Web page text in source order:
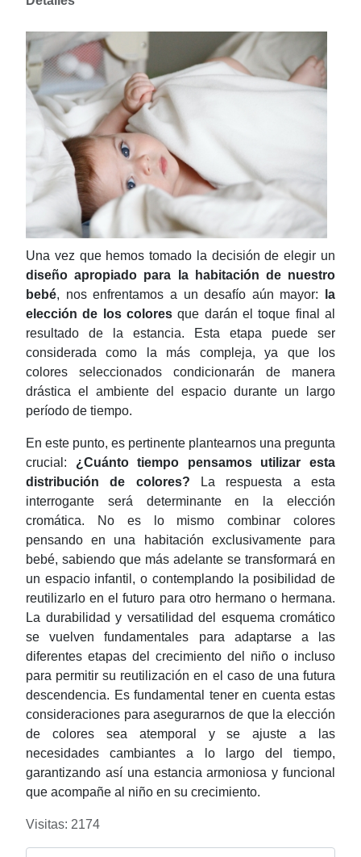
Una vez que hemos tomado la decisión de elegir un
diseño apropiado para la habitación de nuestro
bebé, nos enfrentamos a un desafío aún mayor: la
elección de los colores que darán el toque final al
resultado de la estancia. Esta etapa puede ser
considerada como la más compleja, ya que los
colores seleccionados condicionarán de manera
drástica el ambiente del espacio durante un largo
período de tiempo.
En este punto, es pertinente plantearnos una pregunta
crucial: ¿Cuánto tiempo pensamos utilizar esta
distribución de colores? La respuesta a esta
interrogante será determinante en la elección
cromática. No es lo mismo combinar colores
pensando en una habitación exclusivamente para
bebé, sabiendo que más adelante se transformará en
un espacio infantil, o contemplando la posibilidad de
reutilizarlo en el futuro para otro hermano o hermana.
La durabilidad y versatilidad del esquema cromático
se vuelven fundamentales para adaptarse a las
diferentes etapas del crecimiento del niño o incluso
para permitir su reutilización en el caso de una futura
descendencia. Es fundamental tener en cuenta estas
consideraciones para asegurarnos de que la elección
de colores sea atemporal y se ajuste a las
necesidades cambiantes a lo largo del tiempo,
garantizando así una estancia armoniosa y funcional
que acompañe al niño en su crecimiento.
Visitas: 2174